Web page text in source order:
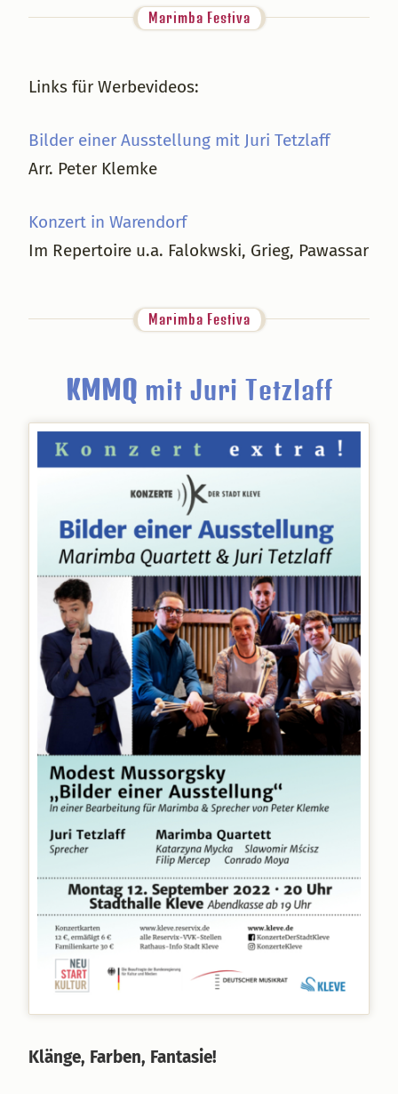
Marimba Festiva
Links für Werbevideos:
Bilder einer Ausstellung mit Juri Tetzlaff
Arr. Peter Klemke
Konzert in Warendorf
Im Repertoire u.a. Falokwski, Grieg, Pawassar
Marimba Festiva
KMMQ mit Juri Tetzlaff
Klänge, Farben, Fantasie!